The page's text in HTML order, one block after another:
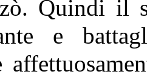
Quindi il
e